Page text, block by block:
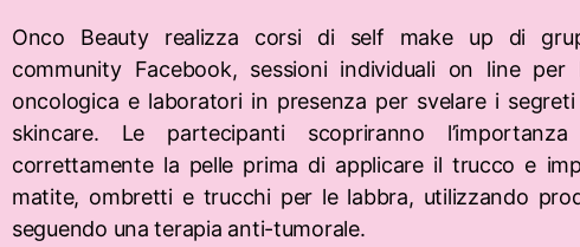
Onco Beauty realizza corsi di self make up di
community Facebook, sessioni individuali on line
oncologica e laboratori in presenza per svelare i
skincare. Le partecipanti scopriranno
correttamente la pelle prima di applicare il trucco e
matite, ombretti e trucchi per le labbra, utilizzando
seguendo una terapia anti-tumorale.